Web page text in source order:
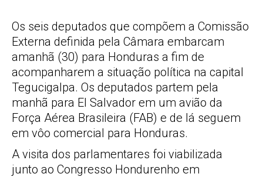
Os seis deputados que compõem a Comissão
Externa definida pela Câmara embarcam
amanhã (30) para Honduras a fim de
acompanharem a situação política na capital
Tegucigalpa. Os deputados partem pela
manhã para El Salvador em um avião da
Força Aérea Brasileira (FAB) e de lá seguem
em vôo comercial para Honduras.
A visita dos parlamentares foi viabilizada
junto ao Congresso Hondurenho em